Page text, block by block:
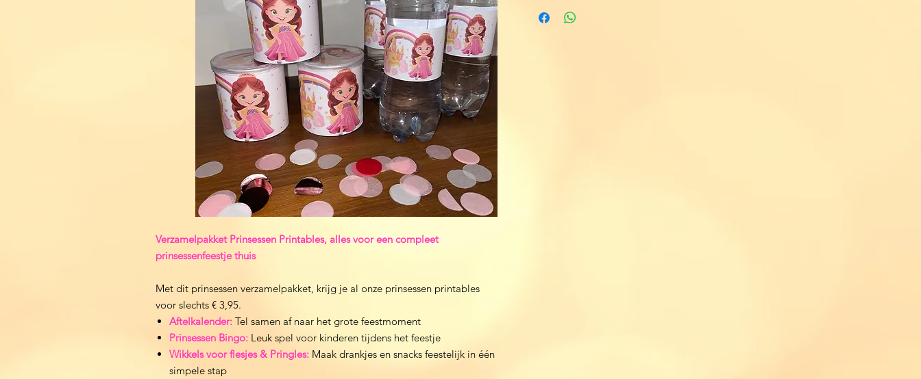
Verzamelpakket Prinsessen Printables, alles voor een compleet
prinsessenfeestje thuis
Met dit prinsessen verzamelpakket, krijg je al onze prinsessen printables
voor slechts € 3,95.
Aftelkalender: Tel samen af naar het grote feestmoment
Prinsessen Bingo: Leuk spel voor kinderen tijdens het feestje
Wikkels voor flesjes & Pringles: Maak drankjes en snacks feestelijk in één
simpele stap